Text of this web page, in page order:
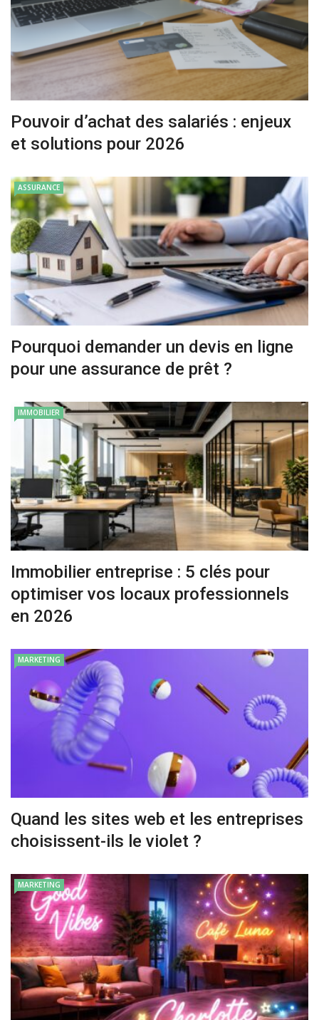
Pouvoir d’achat des salariés : enjeux
et solutions pour 2026
ASSURANCE
Pourquoi demander un devis en ligne
pour une assurance de prêt ?
IMMOBILIER
Immobilier entreprise : 5 clés pour
optimiser vos locaux professionnels
en 2026
MARKETING
Quand les sites web et les entreprises
choisissent-ils le violet ?
MARKETING